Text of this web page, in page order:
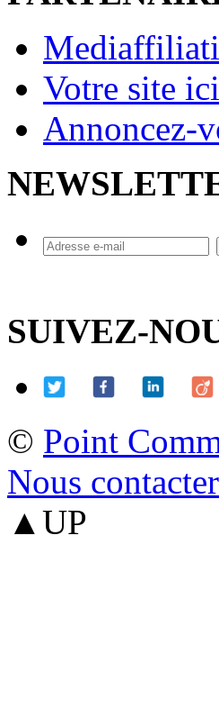
Votre site
Annoncez-
SUIVEZ-
© Point
Nous contacter
▲UP